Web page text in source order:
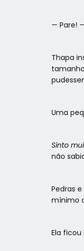
— Pare!
Thapa
Uma
Sinto
não
Pedras
mínimo
Ela